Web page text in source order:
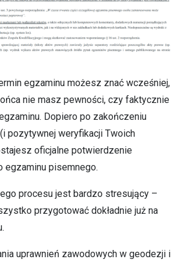
egzaminu możesz znać wcześniej,
nie masz pewności, czy faktycznie
Dopiero po zakończeniu
pozytywnej weryfikacji Twoich
oficjalne potwierdzenie
egzaminu pisemnego.
procesu jest bardzo stresujący –
przygotować dokładnie już na
uprawnień zawodowych w geodezji i